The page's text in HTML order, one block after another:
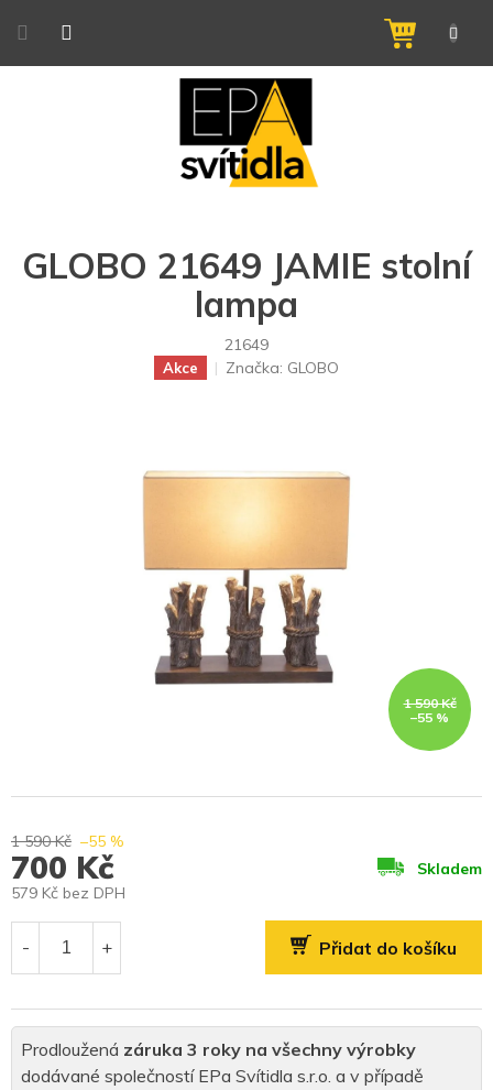
NÁKUPNÍ
KOŠÍK
GLOBO 21649 JAMIE stolní
lampa
21649
Akce Značka: GLOBO
1 590 Kč
–55 %
Prodloužená záruka 3 roky na všechny výrobky
dodávané společností EPa Svítidla s.r.o. a v případě
1 590 Kč –55 %
700 Kč
579 Kč bez DPH
Skladem
Přidat do košíku